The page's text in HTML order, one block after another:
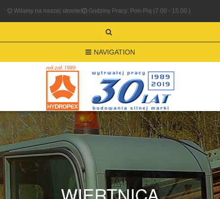
Witamy na naszej stronie! Godziny Pracy: Pon-Pią (7.00 - 15.00 )
NAVIGATION